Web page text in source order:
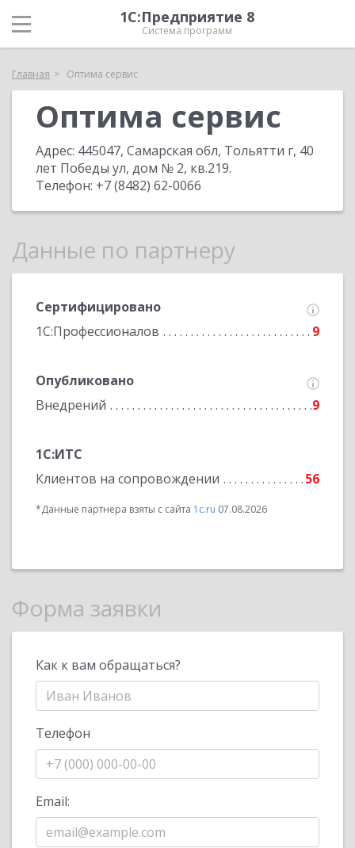
1С:Предприятие 8
Система программ
Главная Оптима сервис
Оптима сервис
Адрес: 445047, Самарская обл, Тольятти г, 40
лет Победы ул, дом № 2, кв.219.
Телефон: +7 (8482) 62-0066
Данные по партнеру
Сертифицировано
1С:Профессионалов
9
Опубликовано
Внедрений
9
1С:ИТС
Клиентов на сопровождении
56
*Данные партнера взяты с сайта 1c.ru 07.08.2026
Форма заявки
Как к вам обращаться?
Телефон
Email: